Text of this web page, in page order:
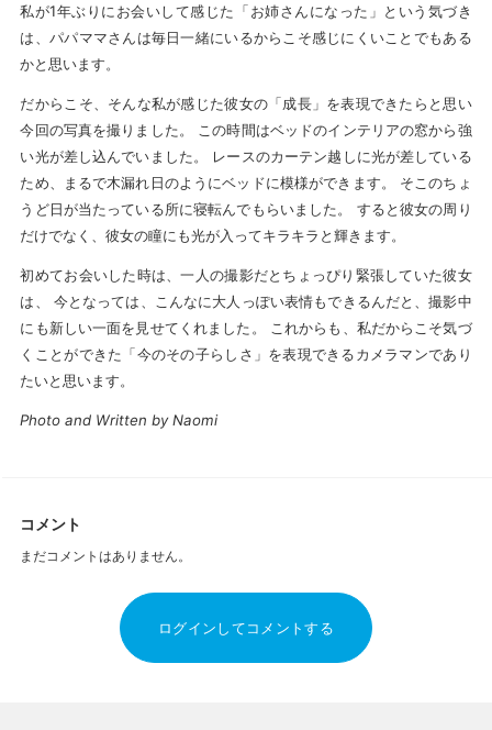
私が1年ぶりにお会いして感じた「お姉さんになった」という気づき
は、パパママさんは毎日一緒にいるからこそ感じにくいことでもある
かと思います。
だからこそ、そんな私が感じた彼女の「成長」を表現できたらと思い
今回の写真を撮りました。 この時間はベッドのインテリアの窓から強
い光が差し込んでいました。 レースのカーテン越しに光が差している
ため、まるで木漏れ日のようにベッドに模様ができます。 そこのちょ
うど日が当たっている所に寝転んでもらいました。 すると彼女の周り
だけでなく、彼女の瞳にも光が入ってキラキラと輝きます。
初めてお会いした時は、一人の撮影だとちょっぴり緊張していた彼女
は、 今となっては、こんなに大人っぽい表情もできるんだと、撮影中
にも新しい一面を見せてくれました。 これからも、私だからこそ気づ
くことができた「今のその子らしさ」を表現できるカメラマンであり
たいと思います。
Photo and Written by Naomi
コメント
まだコメントはありません。
ログインしてコメントする